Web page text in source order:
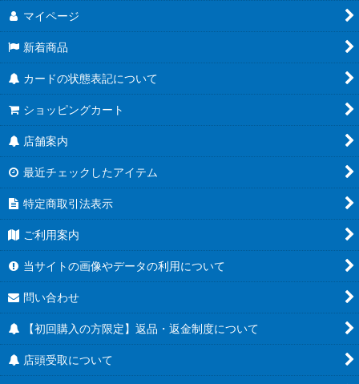
マイページ
新着商品
カードの状態表記について
ショッピングカート
店舗案内
最近チェックしたアイテム
特定商取引法表示
ご利用案内
当サイトの画像やデータの利用について
問い合わせ
【初回購入の方限定】返品・返金制度について
店頭受取について